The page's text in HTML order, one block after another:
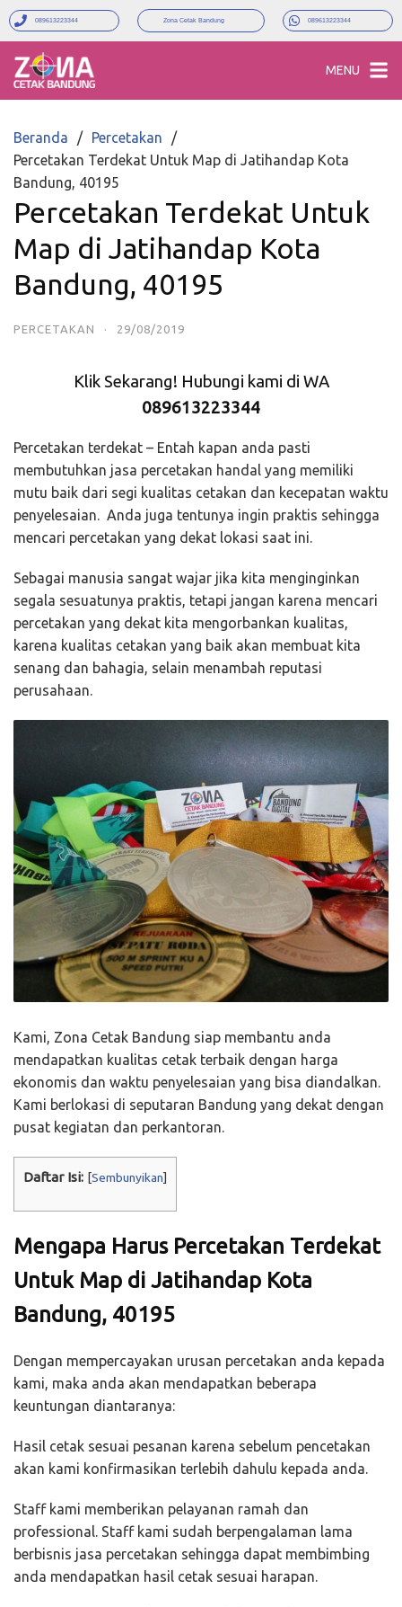
089613223344 Zona Cetak Bandung 089613223344
MENU
Beranda
Percetakan
Percetakan Terdekat Untuk Map di Jatihandap Kota
Bandung, 40195
Percetakan Terdekat Untuk
Map di Jatihandap Kota
Bandung, 40195
PERCETAKAN · 29/08/2019
Klik Sekarang! Hubungi kami di WA
089613223344
Percetakan terdekat – Entah kapan anda pasti
membutuhkan jasa percetakan handal yang memiliki
mutu baik dari segi kualitas cetakan dan kecepatan waktu
penyelesaian. Anda juga tentunya ingin praktis sehingga
mencari percetakan yang dekat lokasi saat ini.
Sebagai manusia sangat wajar jika kita menginginkan
segala sesuatunya praktis, tetapi jangan karena mencari
percetakan yang dekat kita mengorbankan kualitas,
karena kualitas cetakan yang baik akan membuat kita
senang dan bahagia, selain menambah reputasi
perusahaan.
Kami, Zona Cetak Bandung siap membantu anda
mendapatkan kualitas cetak terbaik dengan harga
ekonomis dan waktu penyelesaian yang bisa diandalkan.
Kami berlokasi di seputaran Bandung yang dekat dengan
pusat kegiatan dan perkantoran.
Daftar Isi: [Sembunyikan]
Mengapa Harus Percetakan Terdekat
Untuk Map di Jatihandap Kota
Bandung, 40195
Dengan mempercayakan urusan percetakan anda kepada
kami, maka anda akan mendapatkan beberapa
keuntungan diantaranya:
Hasil cetak sesuai pesanan karena sebelum pencetakan
akan kami konfirmasikan terlebih dahulu kepada anda.
Staff kami memberikan pelayanan ramah dan
professional. Staff kami sudah berpengalaman lama
berbisnis jasa percetakan sehingga dapat membimbing
anda mendapatkan hasil cetak sesuai harapan.